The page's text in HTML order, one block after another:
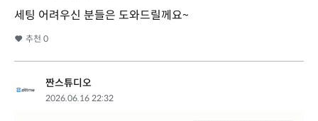
세팅 어려우신 분들은 도와드릴께요~
추천 0
짠스튜디오
2026.06.16 22:32